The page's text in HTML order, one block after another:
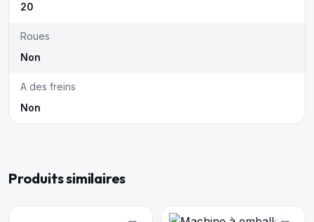
20
Roues
Non
A des freins
Non
Produits similaires